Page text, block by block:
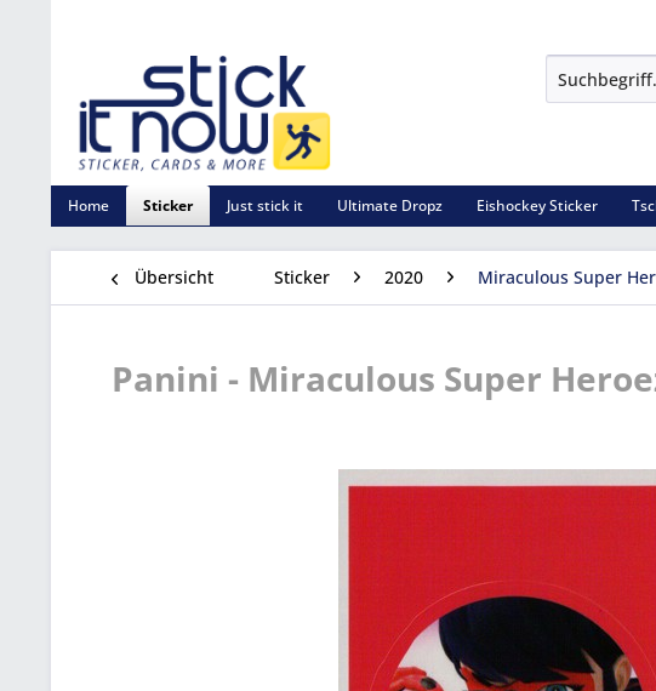
Home Sticker Just stick it Ultimate Dropz Eishockey Sticker
Übersicht Sticker 2020 Miraculous Super
Panini - Miraculous Super